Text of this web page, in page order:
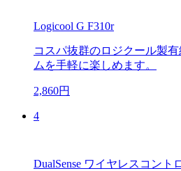
Logicool G F310r
コスパ抜群のロジクール製
ムを手軽に楽しめます。
2,860円
4
DualSense ワイヤレスコント